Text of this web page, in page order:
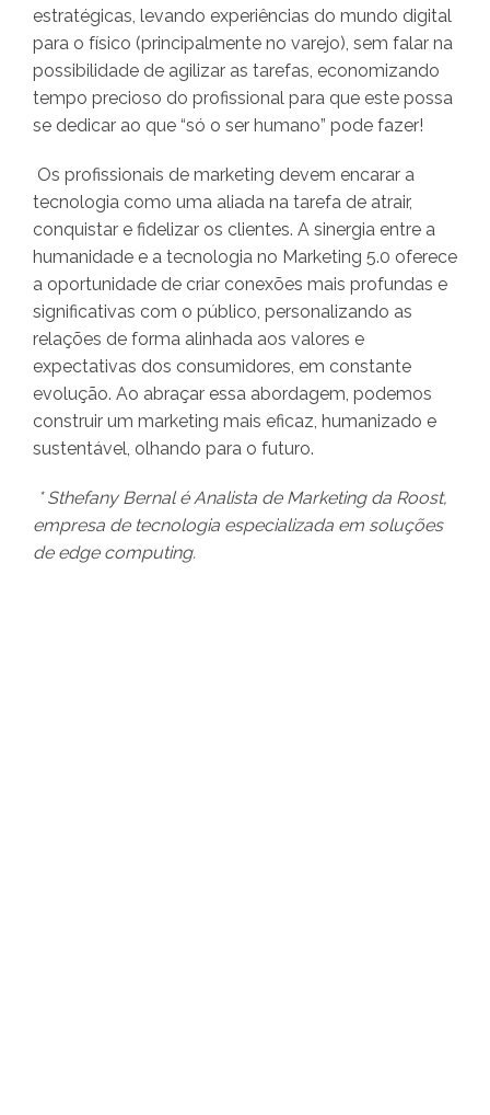
estratégicas, levando experiências do mundo digital
para o físico (principalmente no varejo), sem falar na
possibilidade de agilizar as tarefas, economizando
tempo precioso do profissional para que este possa
se dedicar ao que “só o ser humano” pode fazer!
Os profissionais de marketing devem encarar a
tecnologia como uma aliada na tarefa de atrair,
conquistar e fidelizar os clientes. A sinergia entre a
humanidade e a tecnologia no Marketing 5.0 oferece
a oportunidade de criar conexões mais profundas e
significativas com o público, personalizando as
relações de forma alinhada aos valores e
expectativas dos consumidores, em constante
evolução. Ao abraçar essa abordagem, podemos
construir um marketing mais eficaz, humanizado e
sustentável, olhando para o futuro.
* Sthefany Bernal é Analista de Marketing da Roost,
empresa de tecnologia especializada em soluções
de edge computing.